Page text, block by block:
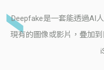
Deepfake是一套能透過AI
現有的圖像或影片，疊加